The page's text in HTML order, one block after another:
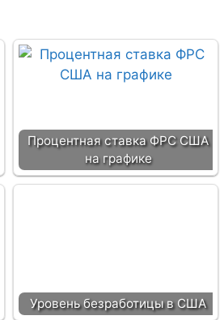
Процентная ставка ФРС США
на графике
Уровень безработицы в США